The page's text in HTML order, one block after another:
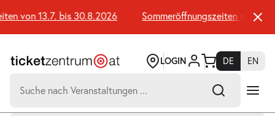
Seiteninhalt
springen
von 13.7. bis 30.8.2026 Sommeröffnungszeiten von
LOGIN DE
EN
nach: